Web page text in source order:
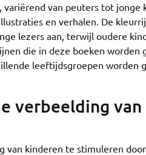
van peuters tot jonge
en verhalen. De
lezers aan, terwijl oudere
die in deze boeken worden
leeftijdsgroepen worden
verbeelding
van kinderen te stimuleren